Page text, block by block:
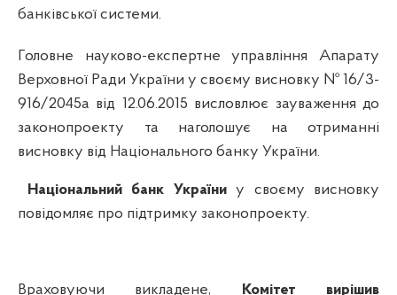
банківської системи.
Головне науково-експертне управління Апарату
Верховної Ради України у своєму висновку № 16/3-
916/2045а від 12.06.2015 висловлює зауваження до
законопроекту та наголошує на отриманні
висновку від Національного банку України.
Національний банк Україниу своєму висновку
повідомляє про підтримку законопроекту.
Враховуючи викладене, Комітет вирішив